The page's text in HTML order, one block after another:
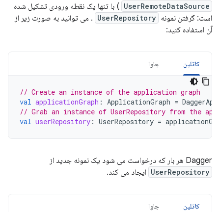
UserRemoteDataSource ) با تنها یک نقطه ورودی تشکیل شده
است: گرفتن نمونه UserRepository . می توانید به صورت زیر از
آن استفاده کنید:
کاتلین جاوا
// Create an instance of the application graph
val applicationGraph : ApplicationGraph =
// Grab an instance of UserRepository from the
val userRepository : UserRepository =
Dagger هر بار که درخواست می شود یک نمونه جدید از
UserRepository ایجاد می کند.
کاتلین جاوا